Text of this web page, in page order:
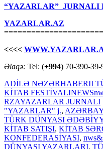
“YAZARLAR” JURNALI
YAZARLAR.AZ
<<<<
Əlaqə: Tel: (+994) 70-390-
ADİLƏ NƏZƏRHABERII
KİTAB FESTİVALINEWS
RZAYAZARLAR JURNALI
"YAZARLAR" j.,
TÜRK DÜNYASI
KİTAB SATIŞI, KİTAB
KONFEDERASİYASI,
DÜNYASI YAZARLARI,